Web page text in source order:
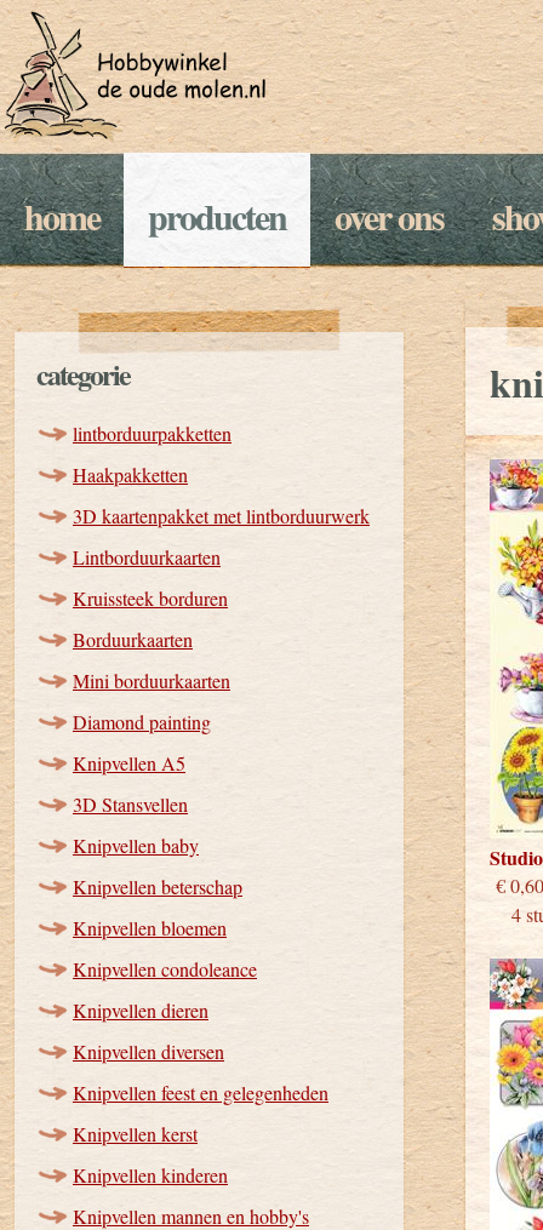
home producten over ons
categorie
lintborduurpakketten
Haakpakketten
3D kaartenpakket met lintborduurwerk
Lintborduurkaarten
Kruissteek borduren
Borduurkaarten
Mini borduurkaarten
Diamond painting
Knipvellen A5
3D Stansvellen
Knipvellen baby
Knipvellen beterschap
Knipvellen bloemen
Knipvellen condoleance
Knipvellen dieren
Knipvellen diversen
Knipvellen feest en gelegenheden
Knipvellen kerst
Knipvellen kinderen
Knipvellen mannen en hobby's
4